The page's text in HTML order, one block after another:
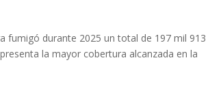
fumigó durante 2025 un total de 197 mil 913
la mayor cobertura alcanzada en la